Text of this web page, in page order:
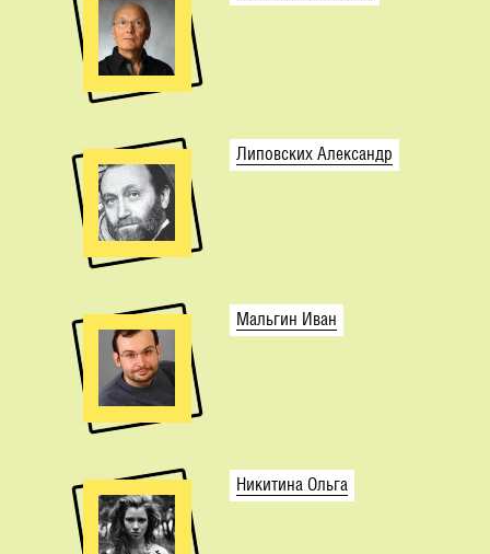
Липовских Александр
Мальгин Иван
Никитина Ольга